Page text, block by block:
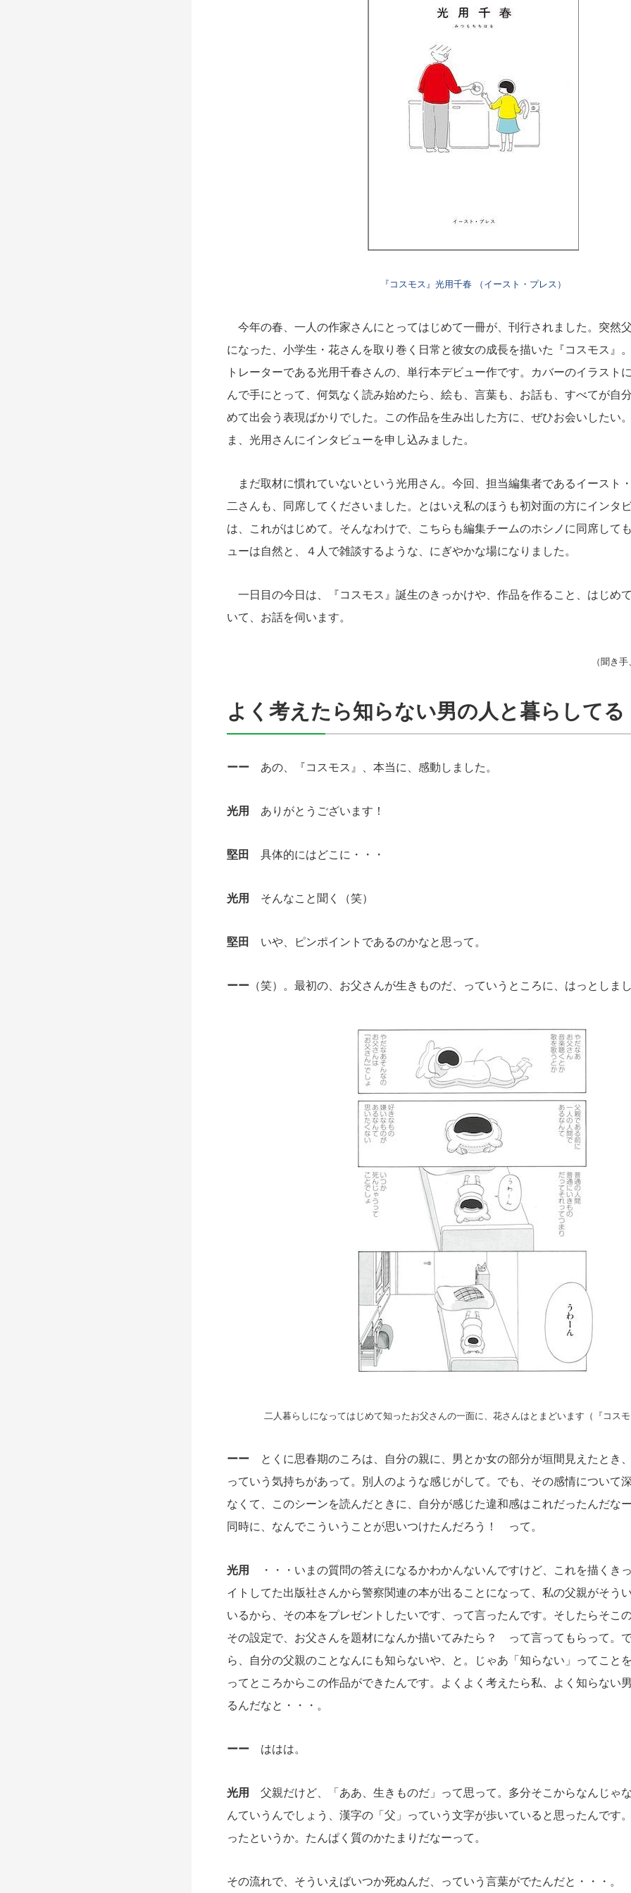
『コスモス』光用千春 （イースト・プレス）
今年の春、一人の作家さんにとってはじめて一冊が、刊行されました。突然
になった、小学生・花さんを取り巻く日常と彼女の成長を描いた『コスモス』
トレーターである光用千春さんの、単行本デビュー作です。カバーのイラスト
んで手にとって、何気なく読み始めたら、絵も、言葉も、お話も、すべてが自
めて出会う表現ばかりでした。この作品を生み出した方に、ぜひお会いしたい
ま、光用さんにインタビューを申し込みました。
まだ取材に慣れていないという光用さん。今回、担当編集者であるイースト
二さんも、同席してくださいました。とはいえ私のほうも初対面の方にインタ
は、これがはじめて。そんなわけで、こちらも編集チームのホシノに同席して
ューは自然と、４人で雑談するような、にぎやかな場になりました。
一日目の今日は、『コスモス』誕生のきっかけや、作品を作ること、はじめ
いて、お話を伺います。
（聞き
よく考えたら知らない男の人と暮らしてる
ーー あの、『コスモス』、本当に、感動しました。
光用 ありがとうございます！
堅田 具体的にはどこに・・・
光用 そんなこと聞く（笑）
堅田 いや、ピンポイントであるのかなと思って。
ーー （笑）。最初の、お父さんが生きものだ、っていうところに、はっとしま
二人暮らしになってはじめて知ったお父さんの一面に、花さんはとまどいます（『コス
ーー とくに思春期のころは、自分の親に、男とか女の部分が垣間見えたとき
っていう気持ちがあって。別人のような感じがして。でも、その感情について
なくて、このシーンを読んだときに、自分が感じた違和感はこれだったんだな
同時に、なんでこういうことが思いつけたんだろう！ って。
光用 ・・・いまの質問の答えになるかわかんないんですけど、これを描くき
イトしてた出版社さんから警察関連の本が出ることになって、私の父親がそう
いるから、その本をプレゼントしたいです、って言ったんです。そしたらそこ
その設定で、お父さんを題材になんか描いてみたら？ って言ってもらって。
ら、自分の父親のことなんにも知らないや、と。じゃあ「知らない」ってこと
ってところからこの作品ができたんです。よくよく考えたら私、よく知らない
るんだなと・・・。
ーー ははは。
光用 父親だけど、「ああ、生きものだ」って思って。多分そこからなんじゃ
んていうんでしょう、漢字の「父」っていう文字が歩いていると思ったんです
ったというか。たんぱく質のかたまりだなーって。
その流れで、そういえばいつか死ぬんだ、っていう言葉がでたんだと・・・。